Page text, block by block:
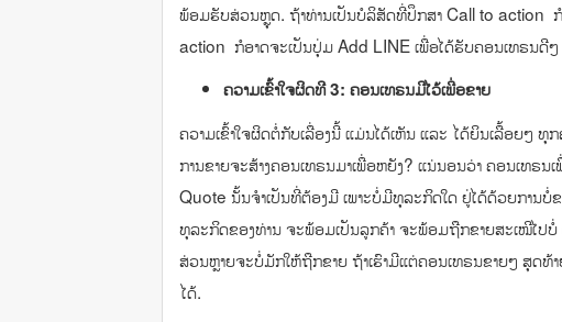
ພ້ອມຮັບສ່ວນຫຼຸດ. ຖ້າທ່ານເປັນບໍລິສັດທີ່ປຶກສາ Call to action
action ກໍອາດຈະເປັນປຸ່ມ Add LINE ເພື່ອໄດ້ຮັບຄອນເທຣນດີ
ຄວາມເຂົ້າໃຈຜິດທີ3: ຄອນເທຣນມີໄວ້ເພື່ອຂາຍ
ຄວາມເຂົ້າໃຈຜິດຕໍ່ກັບເລື່ອງນີ້ ແມ່ນໄດ້ເຫັນ ແລະ ໄດ້ຍິນເລື້ອຍໆ
ການຂາຍຈະສ້າງຄອນເທຣນມາເພື່ອຫຍັງ? ແນ່ນອນວ່າ ຄອນເທ
Quote ນັ້ນຈຳເປັນທີ່ຕ້ອງມີ ເພາະບໍ່ມີທຸລະກິດໃດ ຢູ່ໄດ້ດ້ວຍການບໍ່
ທຸລະກິດຂອງທ່ານ ຈະພ້ອມເປັນລູກຄ້າ ຈະພ້ອມຖືກຂາຍສະເໝີໄປບໍ່
ສ່ວນຫຼາຍຈະບໍ່ມັກໃຫ້ຖືກຂາຍ ຖ້າເຮົາມີແຕ່ຄອນເທຣນຂາຍໆ ສຸດທ້
ໄດ້.